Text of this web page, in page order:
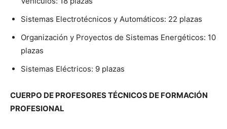
Sistemas Electrotécnicos y Automáticos: 22 plazas
Organización y Proyectos de Sistemas Energéticos: 10
plazas
Sistemas Eléctricos: 9 plazas
CUERPO DE PROFESORES TÉCNICOS DE FORMACIÓN
PROFESIONAL